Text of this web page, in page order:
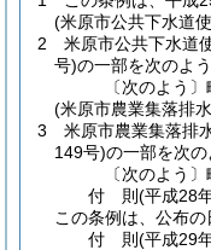
(米原市公共下水道
2
米原市公共下水道
号)の一部を次のよ
〔次のよう〕
(米原市農業集落排
3
米原市農業集落排
149号)の一部を次の
〔次のよう〕
付 則(平成28
この条例は、公布の
付 則(平成29